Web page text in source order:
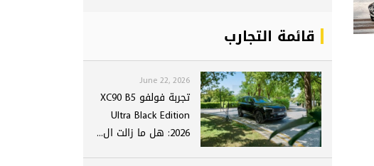
قائمة التجارب
June 22, 2026
تجربة فولفو XC90 B5
Ultra Black Edition
2026: هل ما زالت ال...